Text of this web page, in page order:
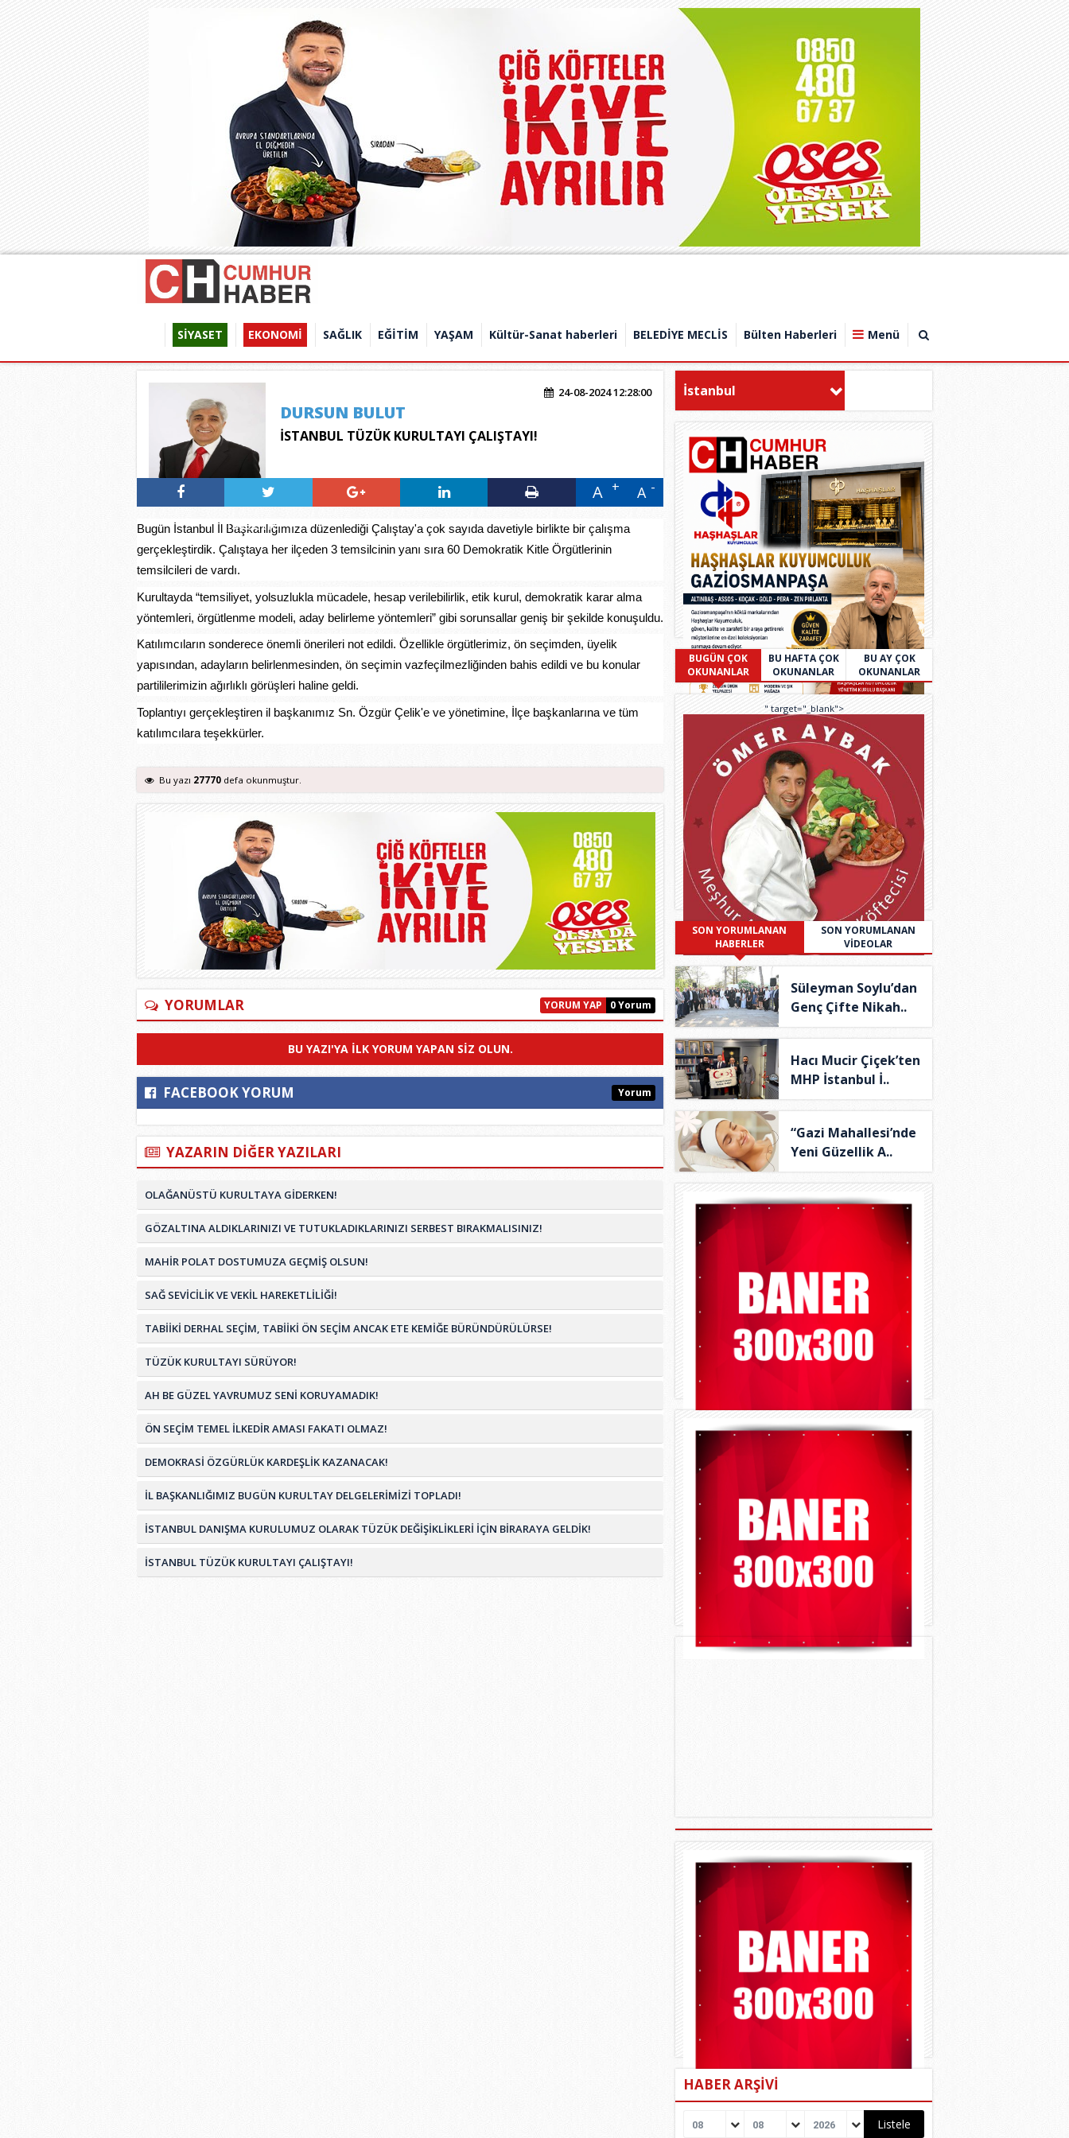
SİYASET EKONOMİ SAĞLIK EĞİTİM YAŞAM Kültür-Sanat haberleri BELEDİYE MECLİS Bülten Haberleri Menü
DURSUN BULUT
24-08-2024 12:28:00
İSTANBUL TÜZÜK KURULTAYI ÇALIŞTAYI!
Tweetle
A A
Bugün İstanbul İl Başkanlığımıza düzenlediği Çalıştay'a çok sayıda davetiyle birlikte bir çalışma
gerçekleştirdik. Çalıştaya her ilçeden 3 temsilcinin yanı sıra 60 Demokratik Kitle Örgütlerinin
temsilcileri de vardı.
Kurultayda “temsiliyet, yolsuzlukla mücadele, hesap verilebilirlik, etik kurul, demokratik karar alma
yöntemleri, örgütlenme modeli, aday belirleme yöntemleri” gibi sorunsallar geniş bir şekilde konuşuldu.
Katılımcıların sonderece önemli önerileri not edildi. Özellikle örgütlerimiz, ön seçimden, üyelik
yapısından, adayların belirlenmesinden, ön seçimin vazfeçilmezliğinden bahis edildi ve bu konular
partililerimizin ağırlıklı görüşleri haline geldi.
Toplantıyı gerçekleştiren il başkanımız Sn. Özgür Çelik'e ve yönetimine, İlçe başkanlarına ve tüm
katılımcılara teşekkürler.
Bu yazı 27770 defa okunmuştur.
YORUMLAR 0 Yorum
YORUM YAP
BU YAZI'YA ILK YORUM YAPAN SIZ OLUN.
FACEBOOK YORUM Yorum
YAZARIN DİĞER YAZILARI
OLAĞANÜSTÜ KURULTAYA GİDERKEN!
GÖZALTINA ALDIKLARINIZI VE TUTUKLADIKLARINIZI SERBEST BIRAKMALISINIZ!
MAHİR POLAT DOSTUMUZA GEÇMİŞ OLSUN!
SAĞ SEVİCİLİK VE VEKİL HAREKETLİLİĞİ!
TABİİKİ DERHAL SEÇİM, TABİİKİ ÖN SEÇİM ANCAK ETE KEMİĞE BÜRÜNDÜRÜLÜRSE!
TÜZÜK KURULTAYI SÜRÜYOR!
AH BE GÜZEL YAVRUMUZ SENİ KORUYAMADIK!
ÖN SEÇİM TEMEL İLKEDİR AMASI FAKATI OLMAZ!
DEMOKRASİ ÖZGÜRLÜK KARDEŞLİK KAZANACAK!
İL BAŞKANLIĞIMIZ BUGÜN KURULTAY DELGELERİMİZİ TOPLADI!
İSTANBUL DANIŞMA KURULUMUZ OLARAK TÜZÜK DEĞİŞİKLİKLERİ İÇİN BİRARAYA GELDİK!
İSTANBUL TÜZÜK KURULTAYI ÇALIŞTAYI!
İstanbul
BUGÜN ÇOK
OKUNANLAR
BU HAFTA ÇOK
OKUNANLAR
BU AY ÇOK
OKUNANLAR
" target="_blank">
SON YORUMLANAN
HABERLER
SON YORUMLANAN
VİDEOLAR
Süleyman Soylu’dan
Genç Çifte Nikah..
Hacı Mucir Çiçek’ten
MHP İstanbul İ..
“Gazi Mahallesi’nde
Yeni Güzellik A..
HABER ARŞİVİ
08 08 2026